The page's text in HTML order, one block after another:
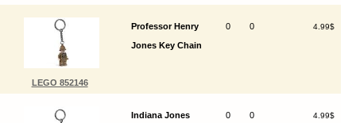
LEGO 852146
Professor Henry
Jones Key Chain
0 0 4.99$
Indiana Jones 0 0 4.99$